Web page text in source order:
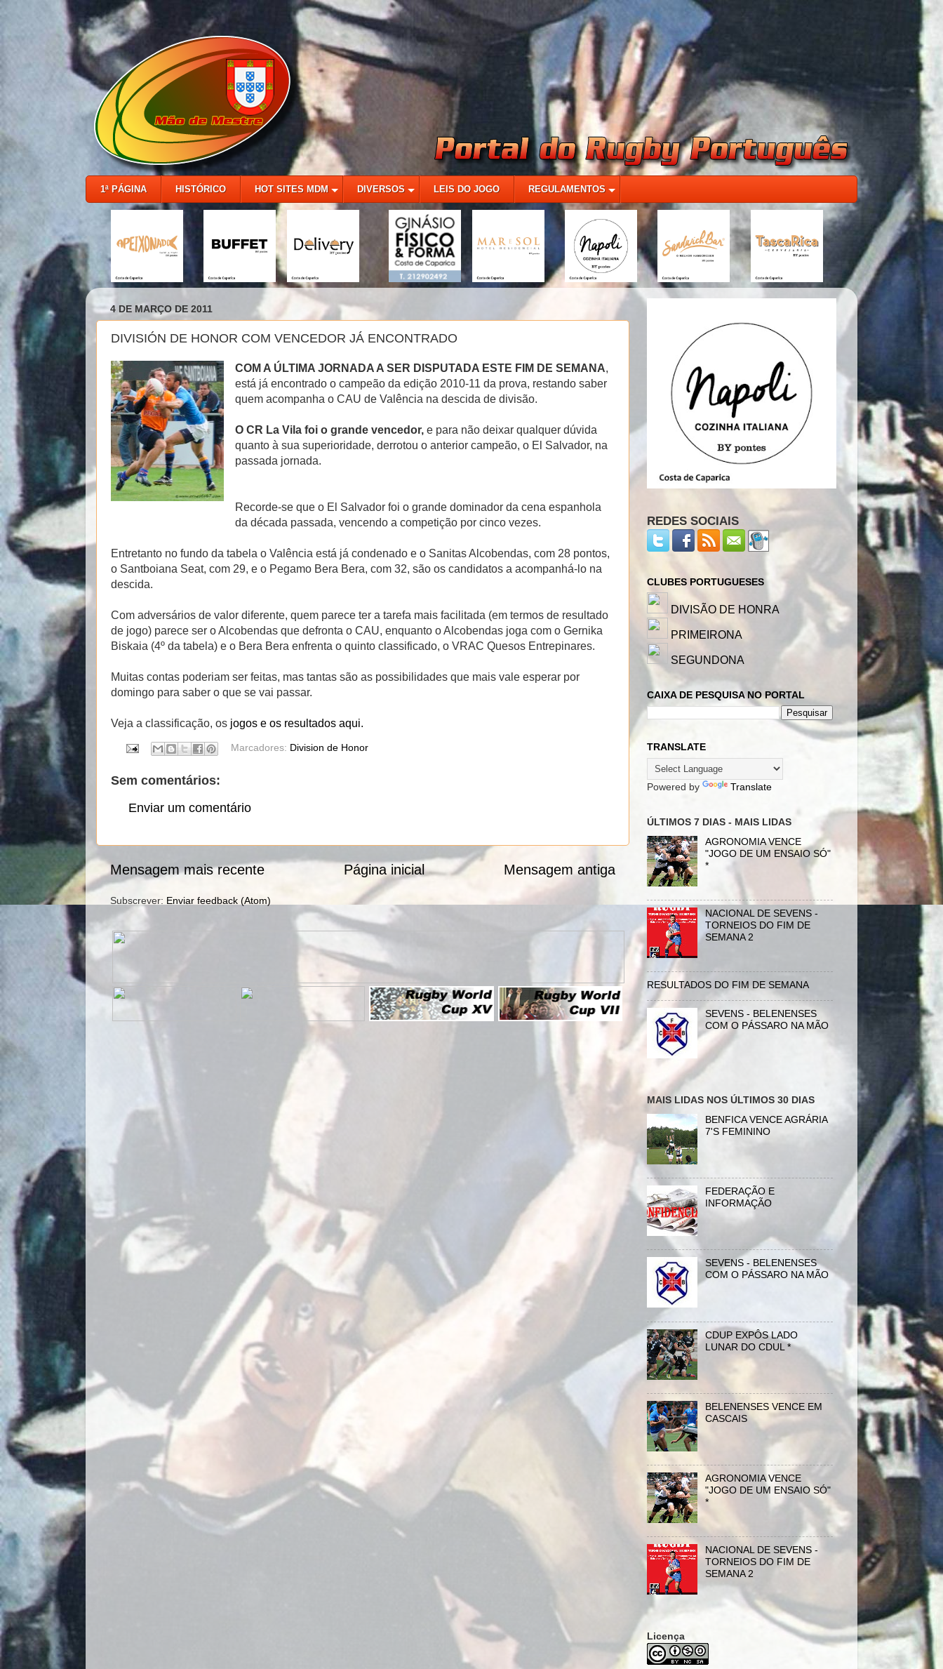
1ª PÁGINA HISTÓRICO HOT SITES MDM DIVERSOS LEIS DO JOGO REGULAMENTOS
4 DE MARÇO DE 2011
DIVISIÓN DE HONOR COM VENCEDOR JÁ ENCONTRADO
COM A ÚLTIMA JORNADA A SER DISPUTADA ESTE FIM DE SEMANA,
está já encontrado o campeão da edição 2010-11 da prova, restando saber
quem acompanha o CAU de Valência na descida de divisão.
O CR La Vila foi o grande vencedor,e para não deixar qualquer dúvida
quanto à sua superioridade, derrotou o anterior campeão, o El Salvador, na
passada jornada.
Recorde-se que o El Salvador foi o grande dominador da cena espanhola
da década passada, vencendo a competição por cinco vezes.
Entretanto no fundo da tabela o Valência está já condenado e o Sanitas Alcobendas, com 28 pontos,
o Santboiana Seat, com 29, e o Pegamo Bera Bera, com 32, são os candidatos a acompanhá-lo na
descida.
Com adversários de valor diferente, quem parece ter a tarefa mais facilitada (em termos de resultado
de jogo) parece ser o Alcobendas que defronta o CAU, enquanto o Alcobendas joga com o Gernika
Biskaia (4º da tabela) e o Bera Bera enfrenta o quinto classificado, o VRAC Quesos Entrepinares.
Muitas contas poderiam ser feitas, mas tantas são as possibilidades que mais vale esperar por
domingo para saber o que se vai passar.
Veja a classificação, os jogos e os resultados aqui.
Marcadores: Division de Honor
Sem comentários:
Enviar um comentário
Mensagem mais recente Mensagem antiga
Página inicial
Subscrever: Enviar feedback (Atom)
REDES SOCIAIS
CLUBES PORTUGUESES
DIVISÃO DE HONRA
PRIMEIRONA
SEGUNDONA
CAIXA DE PESQUISA NO PORTAL
TRANSLATE
Powered by Translate
ÚLTIMOS 7 DIAS - MAIS LIDAS
AGRONOMIA VENCE
"JOGO DE UM ENSAIO SÓ"
*
NACIONAL DE SEVENS -
TORNEIOS DO FIM DE
SEMANA 2
RESULTADOS DO FIM DE SEMANA
SEVENS - BELENENSES
COM O PÁSSARO NA MÃO
MAIS LIDAS NOS ÚLTIMOS 30 DIAS
BENFICA VENCE AGRÁRIA
7'S FEMININO
FEDERAÇÃO E
INFORMAÇÃO
SEVENS - BELENENSES
COM O PÁSSARO NA MÃO
CDUP EXPÔS LADO
LUNAR DO CDUL *
BELENENSES VENCE EM
CASCAIS
AGRONOMIA VENCE
"JOGO DE UM ENSAIO SÓ"
*
NACIONAL DE SEVENS -
TORNEIOS DO FIM DE
SEMANA 2
Licença